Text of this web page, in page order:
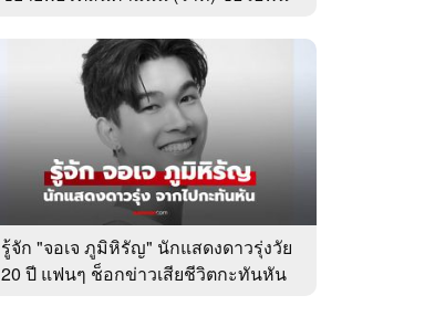
รู้จัก "จอเจ ภูมิหิรัญ" นักแสดงดาวรุ่งวัย
20 ปี แฟนๆ ช็อกข่าวเสียชีวิตกะทันหัน